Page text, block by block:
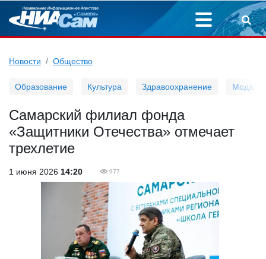
Новости Общество
Образование Культура Здравоохранение Мода
Самарский филиал фонда
«Защитники Отечества» отмечает
трехлетие
1 июня 2026 14:20 977